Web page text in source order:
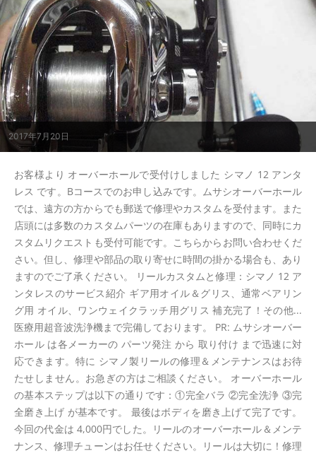
2017年7月20日
お客様より オーバーホールで受付けしました シマノ 12 アンタ
レス です。Bコースでのお申し込みです。ムサシオーバーホール
では、遠方の方からでも郵送で修理やカスタムを受付ます。また
店頭には多数のカスタムパーツの在庫もありますので、同時にカ
スタムリクエストも受付可能です。こちらからお問い合わせくだ
さい。但し、修理や部品の取り寄せに時間の掛かる場合も、あり
ますのでご了承ください。 リールカスタムと修理：シマノ 12 ア
ンタレスのサービス紹介 ギア用オイル＆グリス、通常ベアリン
グ用 オイル、ワンウェイクラッチ用グリス 補充完了！その他...
医療用超音波洗浄機まで完備しております。 PR: ムサシオーバー
ホール は各メーカーの パーツ発注 から 取り付け まで迅速に対
応できます。特に シマノ製リールの修理＆メンテナンスはお待
たせしません。お急ぎの方はご相談ください。 オーバーホール
の基本ステップは以下の通りです：①完全バラ ②完全洗浄 ③完
全磨き上げ が基本です。 最後はボディを磨き上げて完了です。
今回の代金は 4,000円でした。リールのオーバーホール＆メンテ
ナンス、修理チューンはお任せください。リールは大切に！修理